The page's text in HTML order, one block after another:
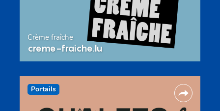
Crème fraîche
creme-fraiche.lu
Portails